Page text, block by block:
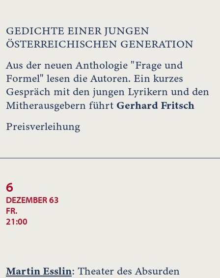
GEDICHTE EINER JUNGEN
ÖSTERREICHISCHEN GENERATION
Aus der neuen Anthologie "Frage und
Formel" lesen die Autoren. Ein kurzes
Gespräch mit den jungen Lyrikern und den
Mitherausgebern führt Gerhard Fritsch
Preisverleihung
6
DEZEMBER 63
FR.
21:00
Martin Esslin: Theater des Absurden